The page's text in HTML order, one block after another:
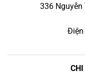
336 Nguyễn
Điện